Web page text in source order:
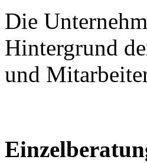
Die
Hintergrund
und